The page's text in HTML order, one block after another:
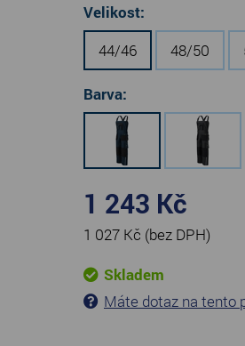
Velikost:
44/46
48/50
Barva:
1 243 Kč
1 027 Kč (bez DPH)
Skladem
Máte dotaz na tento